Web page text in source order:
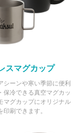
スマグカップ
シーンや寒い季節に便利
保冷できる真空マグカッ
マグカップにオリジナル
印刷できます。